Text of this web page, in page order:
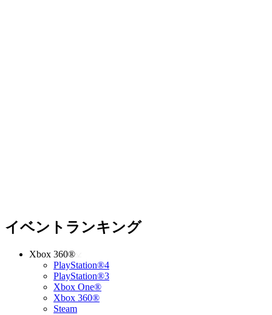
イベントランキング
Xbox 360®
PlayStation®4
PlayStation®3
Xbox One®
Xbox 360®
Steam